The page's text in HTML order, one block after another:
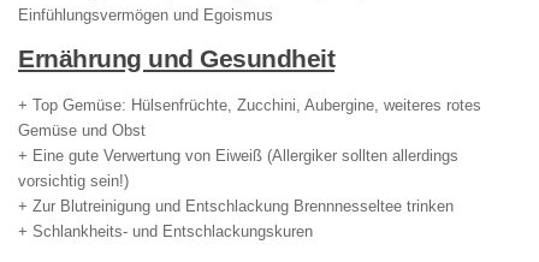
Einfühlungsvermögen und Egoismus
Ernährung und Gesundheit
+ Top Gemüse: Hülsenfrüchte, Zucchini, Aubergine, weiteres rotes
Gemüse und Obst
+ Eine gute Verwertung von Eiweiß (Allergiker sollten allerdings
vorsichtig sein!)
+ Zur Blutreinigung und Entschlackung Brennnesseltee trinken
+ Schlankheits- und Entschlackungskuren